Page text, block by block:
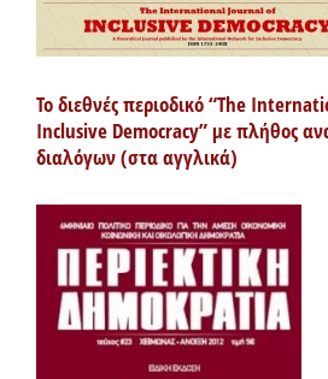
Το διεθνές περιοδικό “The
Inclusive Democracy” με πλήθος
διαλόγων (στα αγγλικά)